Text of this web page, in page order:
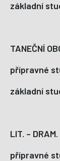
TANEČNÍ
LIT. –